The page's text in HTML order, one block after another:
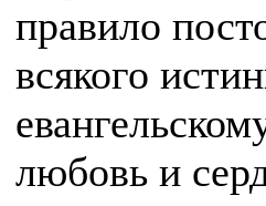
правило
всякого
любовь и